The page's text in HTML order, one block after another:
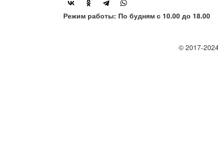
Режим работы: По будням с 10.00 до 18.00
© 2017-